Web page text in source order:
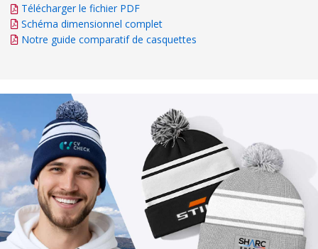
Télécharger le fichier PDF
Schéma dimensionnel complet
Notre guide comparatif de casquettes